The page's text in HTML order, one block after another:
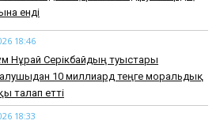
енді
18:46
Нұрай Серікбайдың туыстары
10 миллиард теңге моральдық
талап етті
18:33